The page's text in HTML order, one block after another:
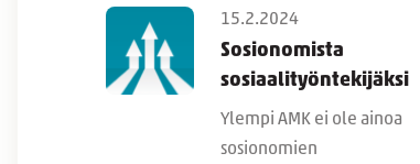
15.2.2024
Sosionomista
sosiaalityöntekijäksi
Ylempi AMK ei ole ainoa
sosionomien